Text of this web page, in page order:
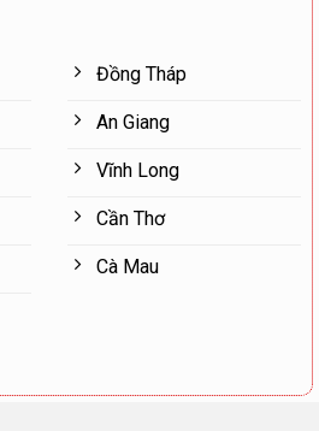
Đồng Tháp
An Giang
Vĩnh Long
Cần Thơ
Cà Mau